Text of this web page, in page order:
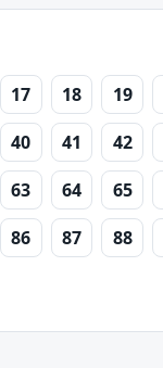
17 18 19
40 41 42
63 64 65
86 87 88